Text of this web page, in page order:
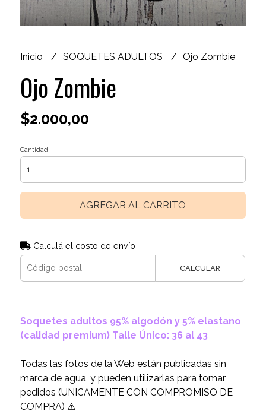
Inicio SOQUETES ADULTOS Ojo Zombie
Ojo Zombie
$2.000,00
Cantidad
AGREGAR AL CARRITO
Calculá el costo de envío
CALCULAR
Soquetes adultos 95% algodón y 5% elastano
(calidad premium) Talle Único: 36 al 43
Todas las fotos de la Web están publicadas sin
marca de agua, y pueden utilizarlas para tomar
pedidos (UNICAMENTE CON COMPROMISO DE
COMPRA) ⚠️